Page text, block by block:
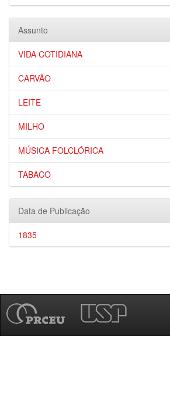
Assunto
VIDA COTIDIANA
CARVÃO
LEITE
MILHO
MÚSICA FOLCLÓRICA
TABACO
Data de Publicação
1835